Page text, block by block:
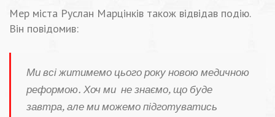
Мер міста Руслан Марцінків також відвідав подію.
Він повідомив:
Ми всі житимемо цього року новою медичною
реформою. Хоч ми не знаємо, що буде
завтра, але ми можемо підготуватись